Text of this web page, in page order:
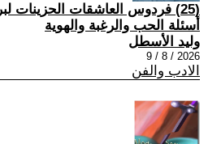
(25) فردوس العاشقات الحزينات
أسئلة الحب والرغبة والهوية
وليد الأسطل
2026 / 8 / 9
الادب والفن